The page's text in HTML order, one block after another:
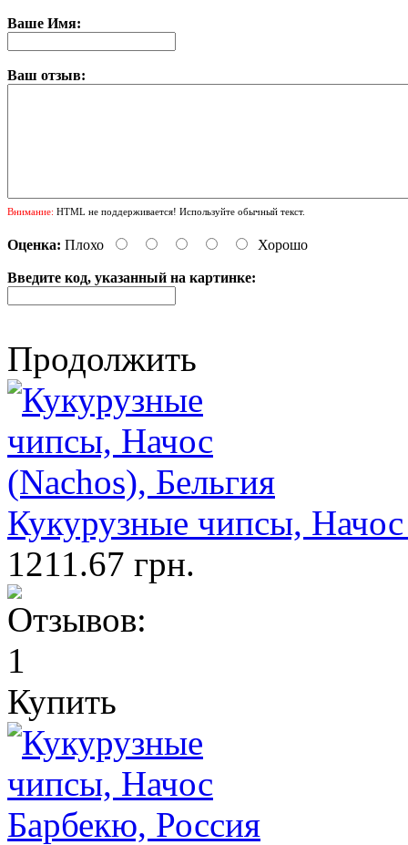
Ваше Имя:
Ваш отзыв:
Внимание: HTML не поддерживается! Используйте обычный текст.
Оценка: Плохо Хорошо
Введите код, указанный на картинке:
Продолжить
Кукурузные чипсы,
1211.67 грн.
Купить